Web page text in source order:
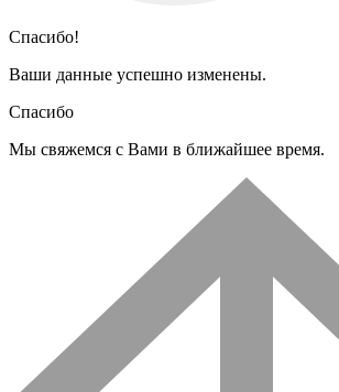
Спасибо!
Ваши данные успешно изменены.
Спасибо
Мы свяжемся с Вами в ближайшее время.